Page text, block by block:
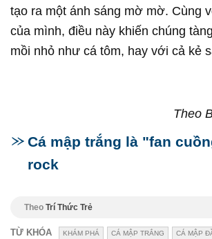
tạo ra một ánh sáng mờ mờ. Cùng
của mình, điều này khiến chúng
mồi nhỏ như cá tôm, hay với cả kẻ
Theo
Cá mập trắng là "fan
rock
Theo Trí Thức Trẻ
TỪ KHÓA KHÁM PHÁ CÁ MẬP TRẮNG CÁ MẬP